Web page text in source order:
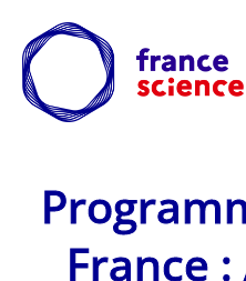
France